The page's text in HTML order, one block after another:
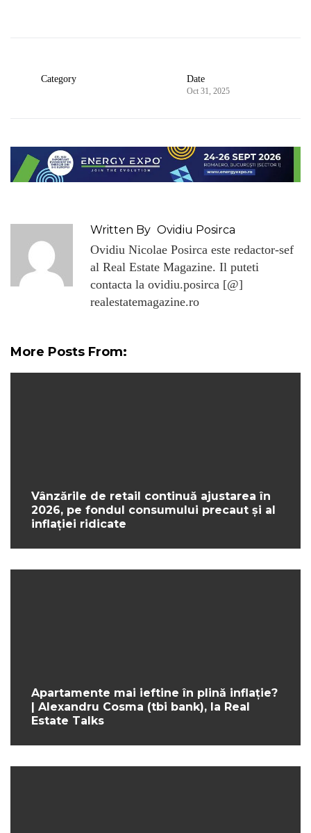
Category Date
Oct 31, 2025
Written By Ovidiu Posirca
Ovidiu Nicolae Posirca este redactor-sef
al Real Estate Magazine. Il puteti
contacta la ovidiu.posirca [@]
realestatemagazine.ro
More Posts From:
Vânzările de retail continuă ajustarea în
2026, pe fondul consumului precaut și al
inflației ridicate
Apartamente mai ieftine în plină inflație?
| Alexandru Cosma (tbi bank), la Real
Estate Talks